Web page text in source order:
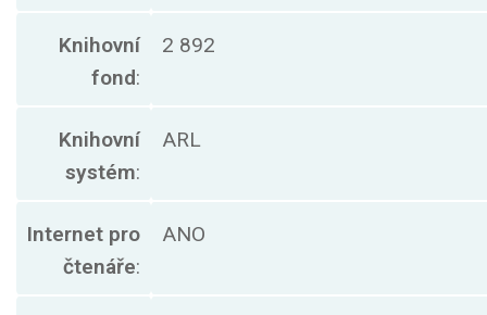
Knihovní
fond:
2 892
Knihovní
systém:
ARL
Internet pro
čtenáře:
ANO